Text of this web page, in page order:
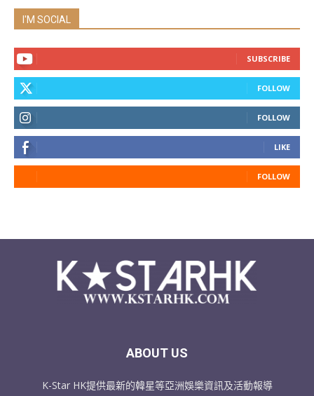
I'M SOCIAL
SUBSCRIBE
FOLLOW
FOLLOW
LIKE
FOLLOW
ABOUT US
K-Star HK提供最新的韓星等亞洲娛樂資訊及活動報導